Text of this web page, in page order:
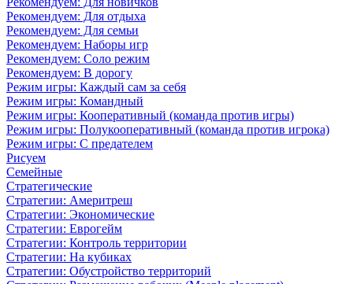
Рекомендуем: Для отдыха
Рекомендуем: Для семьи
Рекомендуем: Наборы игр
Рекомендуем: Соло режим
Рекомендуем: В дорогу
Режим игры: Каждый сам за себя
Режим игры: Командный
Режим игры: Кооперативный (команда против игры)
Режим игры: Полукооперативный (команда против игрока)
Режим игры: С предателем
Рисуем
Семейные
Стратегические
Стратегии: Америтреш
Стратегии: Экономические
Стратегии: Еврогейм
Стратегии: Контроль территории
Стратегии: На кубиках
Стратегии: Обустройство территорий